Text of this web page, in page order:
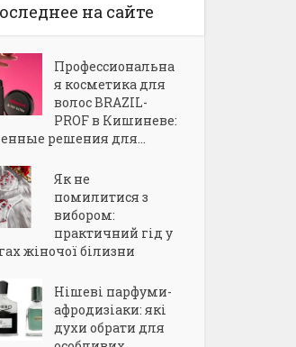
на сайте
Профессиональна
я косметика для
волос BRAZIL-
PROF в Кишиневе:
решения для...
Як не
помилитися з
вибором:
практичний гід у
жіночої білизни
Нішеві парфуми-
афродизіаки: які
духи обрати для